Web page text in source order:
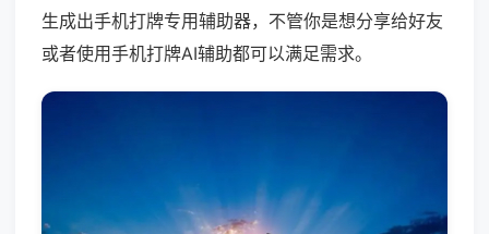
生成出手机打牌专用辅助器，不管你是想分享给好友
或者使用手机打牌AI辅助都可以满足需求。